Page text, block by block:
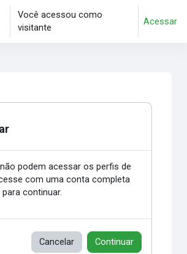
de pesquisa
Você acessou como
visitante
Acessar
podem acessar os perfis de
com uma conta completa
continuar.
Cancelar Continuar